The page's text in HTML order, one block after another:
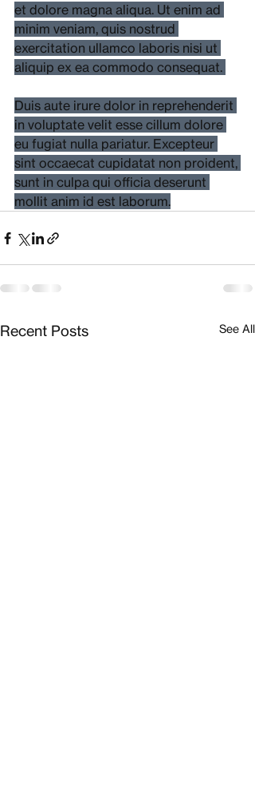
et dolore magna aliqua. Ut enim ad
minim veniam, quis nostrud
exercitation ullamco laboris nisi ut
aliquip ex ea commodo consequat.
Duis aute irure dolor in reprehenderit
in voluptate velit esse cillum dolore
eu fugiat nulla pariatur. Excepteur
sint occaecat cupidatat non proident,
sunt in culpa qui officia deserunt
mollit anim id est laborum.
Recent Posts See All